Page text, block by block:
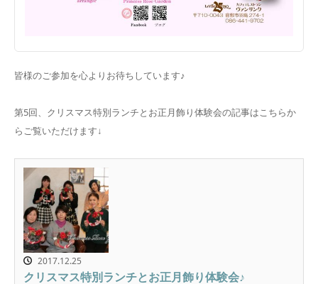
皆様のご参加を心よりお待ちしています♪
第5回、クリスマス特別ランチとお正月飾り体験会の記事はこちらか
らご覧いただけます↓
2017.12.25
クリスマス特別ランチとお正月飾り体験会♪
SCHOOL MEDIA SHOP TEL